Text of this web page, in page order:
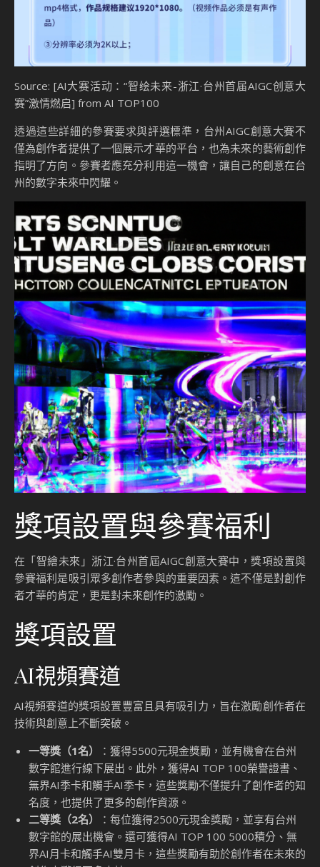
Source: [AI大赛活动：“智绘未来-浙江·台州首届AIGC创意大
赛”激情燃启] from AI TOP100
透過這些詳細的參賽要求與評選標準，台州AIGC創意大賽不
僅為創作者提供了一個展示才華的平台，也為未來的藝術創作
指明了方向。參賽者應充分利用這一機會，讓自己的創意在台
州的數字未來中閃耀。
獎項設置與參賽福利
在「智繪未來」浙江·台州首屆AIGC創意大賽中，獎項設置與
參賽福利是吸引眾多創作者參與的重要因素。這不僅是對創作
者才華的肯定，更是對未來創作的激勵。
獎項設置
AI視頻賽道
AI視頻賽道的獎項設置豐富且具有吸引力，旨在激勵創作者在
技術與創意上不斷突破。
一等獎（1名）
：獲得5500元現金獎勵，並有機會在台州
數字館進行線下展出。此外，獲得AI TOP 100榮譽證書、
無界AI季卡和觸手AI季卡，這些獎勵不僅提升了創作者的知
名度，也提供了更多的創作資源。
二等獎（2名）
：每位獲得2500元現金獎勵，並享有台州
數字館的展出機會。還可獲得AI TOP 100 5000積分、無
界AI月卡和觸手AI雙月卡，這些獎勵有助於創作者在未來的